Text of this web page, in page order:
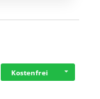
Kostenfrei